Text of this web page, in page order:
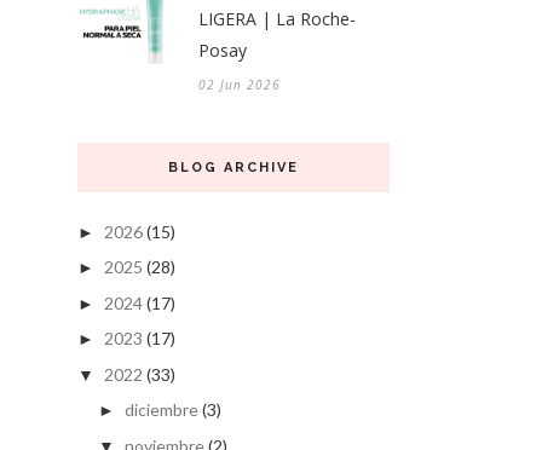
LIGERA | La Roche-
Posay
02 Jun 2026
BLOG ARCHIVE
► 2026(15)
► 2025 (28)
► 2024(17)
► 2023 (17)
▼ 2022 (33)
► diciembre(3)
▼ noviembre(2)